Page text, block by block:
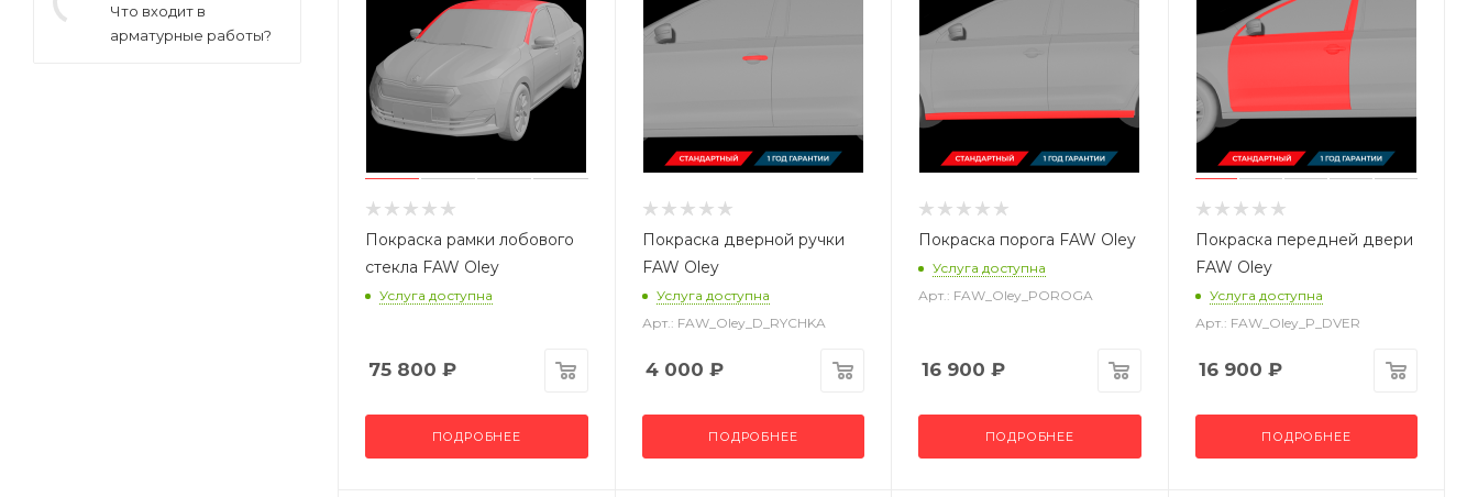
Покраска рамки лобового
стекла FAW Oley
Услуга доступна
75 800 ₽
ПОДРОБНЕЕ
Покраска дверной ручки
FAW Oley
Услуга доступна
Арт.: FAW_Oley_D_RYCHKA
4 000 ₽
ПОДРОБНЕЕ
Покраска порога FAW Oley
Услуга доступна
Арт.: FAW_Oley_POROGA
16 900 ₽
ПОДРОБНЕЕ
Покраска передней двери
FAW Oley
Услуга доступна
Арт.: FAW_Oley_P_DVER
16 900 ₽
ПОДРОБНЕЕ
Что входит в
арматурные работы?